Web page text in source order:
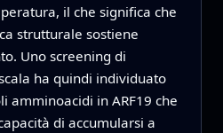
il che significa che
strutturale sostiene
Uno screening di
ha quindi individuato
amminoacidi in ARF19 che
di accumularsi a